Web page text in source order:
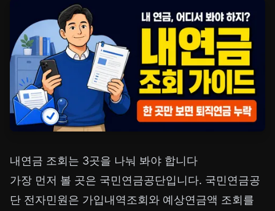
내연금 조회는 3곳을 나눠 봐야 합니다
가장 먼저 볼 곳은 국민연금공단입니다. 국민연금공
단 전자민원은 가입내역조회와 예상연금액 조회를